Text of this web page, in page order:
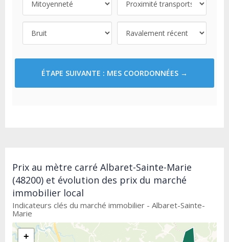
ÉTAPE SUIVANTE : MES COORDONNÉES →
Prix au mètre carré Albaret-Sainte-Marie
(48200) et évolution des prix du marché
immobilier local
Indicateurs clés du marché immobilier - Albaret-Sainte-
Marie
+